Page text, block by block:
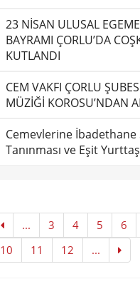
23 NİSAN ULUSAL
BAYRAMI ÇORLU’DA
KUTLANDI
CEM VAKFI ÇORLU
MÜZİĞİ KOROSU’NDAN
Cemevlerine İbadethane
Tanınması ve Eşit
... 3 4 5 6
10
11 12 ...